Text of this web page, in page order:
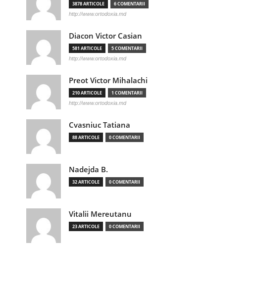
3878 ARTICOLE 6 COMENTARII
http://www.ortodoxia.md
Diacon Victor Casian
581 ARTICOLE 5 COMENTARII
http://www.ortodoxia.md
Preot Victor Mihalachi
210 ARTICOLE 1 COMENTARII
http://www.ortodoxia.md
Cvasniuc Tatiana
88 ARTICOLE 0 COMENTARII
Nadejda B.
32 ARTICOLE 0 COMENTARII
Vitalii Mereutanu
23 ARTICOLE 0 COMENTARII